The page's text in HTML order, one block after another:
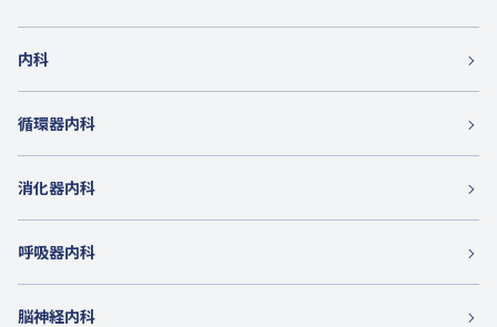
内科
循環器内科
消化器内科
呼吸器内科
脳神経内科